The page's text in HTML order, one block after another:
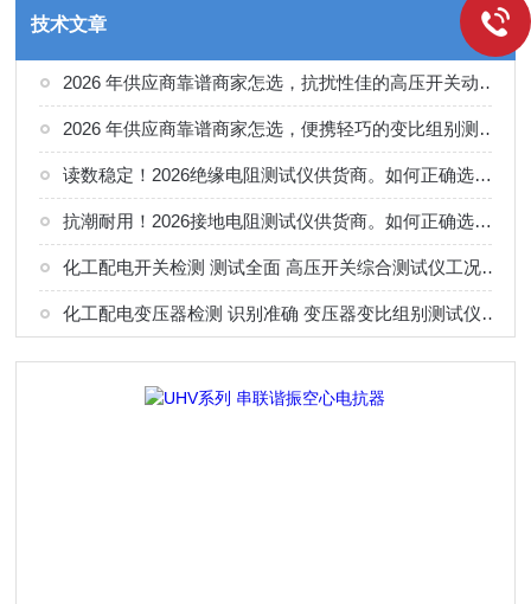
技术文章
2026 年供应商靠谱商家怎选，抗扰性佳的高压开关动特性测试仪供应商甄别
2026 年供应商靠谱商家怎选，便携轻巧的变比组别测试仪选购指南
读数稳定！2026绝缘电阻测试仪供货商。如何正确选择适合的厂家
抗潮耐用！2026接地电阻测试仪供货商。如何正确选择适合的厂家
化工配电开关检测 测试全面 高压开关综合测试仪工况选型参考
化工配电变压器检测 识别准确 变压器变比组别测试仪工况选型参考